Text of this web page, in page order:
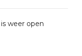
weer open